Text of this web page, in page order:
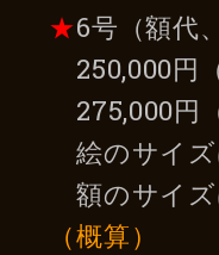
★6号（額代
250,000円
275,000円
絵のサイ
額のサイ
（概算）